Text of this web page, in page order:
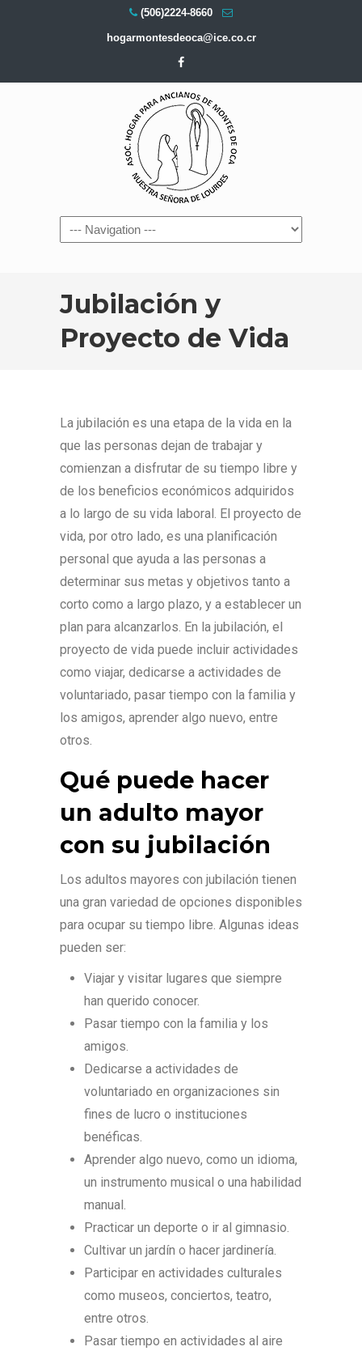
(506)2224-8660
hogarmontesdeoca@ice.co.cr
Navigation
Jubilación y
Proyecto de Vida
La jubilación es una etapa de la vida en la
que las personas dejan de trabajar y
comienzan a disfrutar de su tiempo libre y
de los beneficios económicos adquiridos
a lo largo de su vida laboral. El proyecto de
vida, por otro lado, es una planificación
personal que ayuda a las personas a
determinar sus metas y objetivos tanto a
corto como a largo plazo, y a establecer un
plan para alcanzarlos. En la jubilación, el
proyecto de vida puede incluir actividades
como viajar, dedicarse a actividades de
voluntariado, pasar tiempo con la familia y
los amigos, aprender algo nuevo, entre
otros.
Qué puede hacer
un adulto mayor
con su jubilación
Los adultos mayores con jubilación tienen
una gran variedad de opciones disponibles
para ocupar su tiempo libre. Algunas ideas
pueden ser:
Viajar y visitar lugares que siempre
han querido conocer.
Pasar tiempo con la familia y los
amigos.
Dedicarse a actividades de
voluntariado en organizaciones sin
fines de lucro o instituciones
benéficas.
Aprender algo nuevo, como un idioma,
un instrumento musical o una habilidad
manual.
Practicar un deporte o ir al gimnasio.
Cultivar un jardín o hacer jardinería.
Participar en actividades culturales
como museos, conciertos, teatro,
entre otros.
Pasar tiempo en actividades al aire